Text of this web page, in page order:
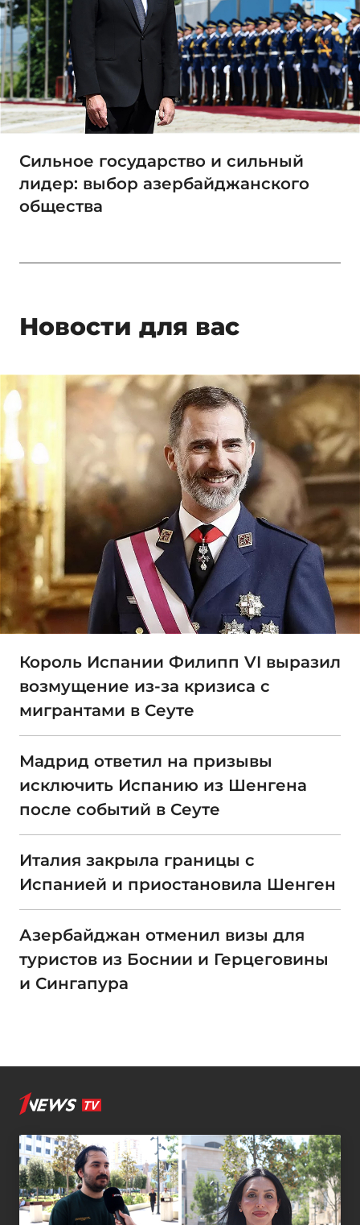
Сильное государство и сильный
лидер: выбор азербайджанского
общества
Новости для вас
Король Испании Филипп VI выразил
возмущение из-за кризиса с
мигрантами в Сеуте
Мадрид ответил на призывы
исключить Испанию из Шенгена
после событий в Сеуте
Италия закрыла границы с
Испанией и приостановила Шенген
Азербайджан отменил визы для
туристов из Боснии и Герцеговины
и Сингапура